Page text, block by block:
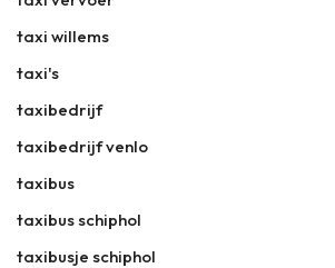
taxi willems
taxi's
taxibedrijf
taxibedrijf venlo
taxibus
taxibus schiphol
taxibusje schiphol